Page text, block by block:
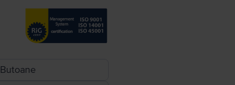
Butoane